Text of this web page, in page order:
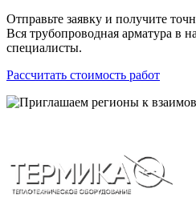
Отправьте заявку и получите
Вся трубопроводная арматура в
специалисты.
Рассчитать стоимость работ